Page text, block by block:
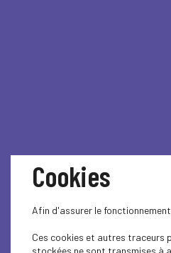
Cookies
Afin d'assurer le
Ces cookies et autres traceurs
stockées ne sont transmises à